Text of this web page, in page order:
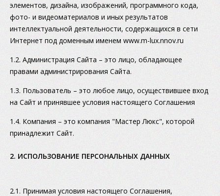
элементов, дизайна, изображений, программного кода,
фото- и видеоматериалов и иных результатов
интеллектуальной деятельности, содержащихся в сети
Интернет под доменным именем www.m-lux.nnov.ru
1.2. Администрация Сайта – это лицо, обладающее
правами администрирования Сайта.
1.3. Пользователь – это любое лицо, осуществившее вход
на Сайт и принявшее условия настоящего Соглашения
1.4. Компания – это компания "Мастер Люкс", которой
принадлежит Сайт.
2. ИСПОЛЬЗОВАНИЕ ПЕРСОНАЛЬНЫХ ДАННЫХ
2.1. Принимая условия настоящего Cоглашения,